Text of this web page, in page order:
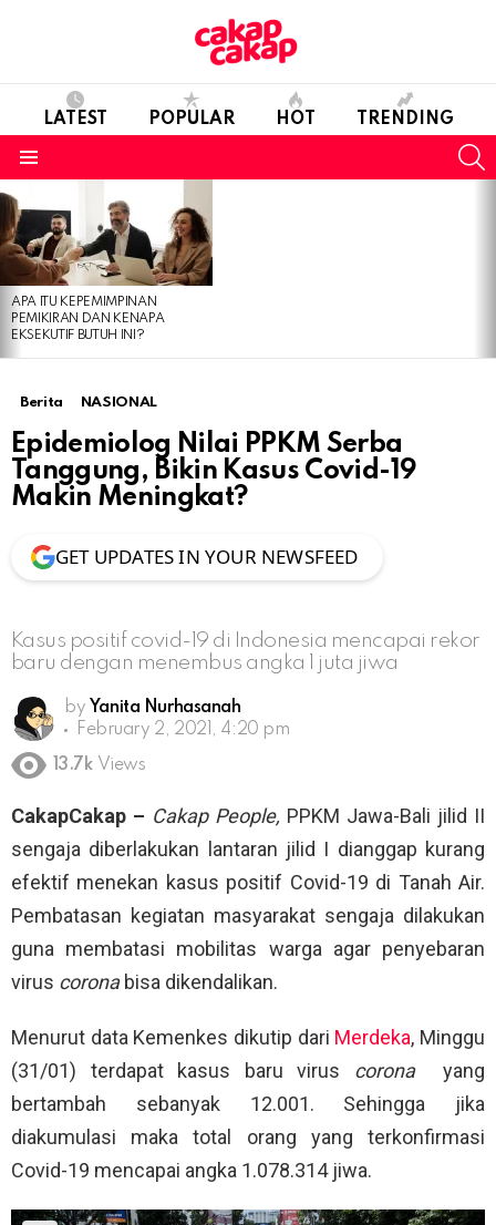
LATEST POPULAR HOT TRENDING
LATEST
STORIES
APA ITU KEPEMIMPINAN
PEMIKIRAN DAN KENAPA
EKSEKUTIF BUTUH INI?
Berita NASIONAL
Epidemiolog Nilai PPKM Serba
Tanggung, Bikin Kasus Covid-19
Makin Meningkat?
GET UPDATES IN YOUR NEWSFEED
Kasus positif covid-19 di Indonesia mencapai rekor
baru dengan menembus angka 1 juta jiwa
by Yanita Nurhasanah
February 2, 2021, 4:20 pm
13.7k Views
CakapCakap – Cakap People, PPKM Jawa-Bali jilid II
sengaja diberlakukan lantaran jilid I dianggap kurang
efektif menekan kasus positif Covid-19 di Tanah Air.
Pembatasan kegiatan masyarakat sengaja dilakukan
guna membatasi mobilitas warga agar penyebaran
virus corona bisa dikendalikan.
Menurut data Kemenkes dikutip dari Merdeka, Minggu
(31/01) terdapat kasus baru virus coronayang
bertambah sebanyak 12.001. Sehingga jika
diakumulasi maka total orang yang terkonfirmasi
Covid-19 mencapai angka 1.078.314 jiwa.